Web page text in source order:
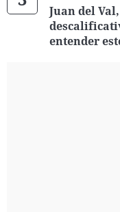
Juan del
entender